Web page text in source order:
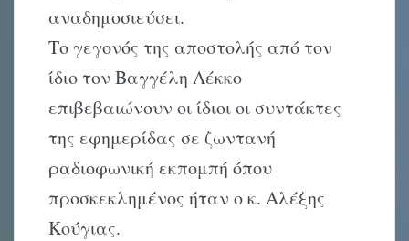
αναδημοσιεύσει.
Το γεγονός της αποστολής από τον
ίδιο τον Βαγγέλη Λέκκο
επιβεβαιώνουν οι ίδιοι οι συντάκτες
της εφημερίδας σε ζωντανή
ραδιοφωνική εκπομπή όπου
προσκεκλημένος ήταν ο κ. Αλέξης
Κούγιας.